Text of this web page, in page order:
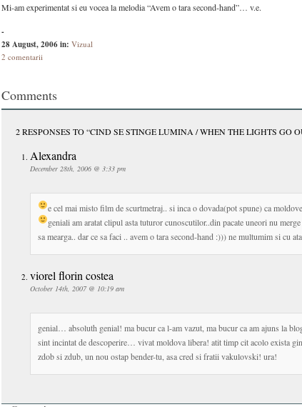
Mi-am experimentat si eu vocea la melodia “Avem o tara second-hand”… v.e.
-
28 August, 2006in: Vizual
2 comentarii
Comments
2 RESPONSES TO “CIND SE STINGE LUMINA / WHEN THE LIGHTS GO
Alexandra
December 28th, 2006 @ 3:33 pm
e cel mai misto film de scurtmetraj.. si inca o dovada(pot spune) ca
geniali am aratat clipul asta tuturor cunoscutilor..din pacate uneori nu
sa mearga.. dar ce sa faci .. avem o tara second-hand :))) ne multumim si cu
viorel florin costea
October 14th, 2007 @ 10:19 am
genial… absoluth genial! ma bucur ca l-am vazut, ma bucur ca am ajuns la
sint incintat de descoperire… vivat moldova libera! atit timp cit acolo exista
zdob si zdub, un nou ostap bender-tu, asa cred si fratii vakulovski! ura!